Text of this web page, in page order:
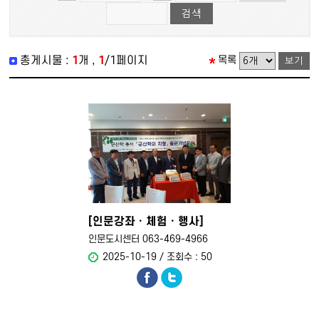
총게시물 : 1 개 , 1/1페이지 목록
[인문강좌ㆍ체험ㆍ행사]
인문도시센터 군산학 총서
“군산학의 지형” 출판기념..
인문도시센터 063-469-4966
2025-10-19 / 조회수 : 50